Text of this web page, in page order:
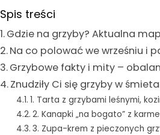
Spis treści
Gdzie na grzyby? Aktualna
Na co polować we wrześniu i
Grzybowe fakty i mity –
Znudziły Ci się grzyby w
1. Tarta z grzybami leśnymi,
2. Kanapki „na bogato” z
3. Zupa-krem z pieczonych